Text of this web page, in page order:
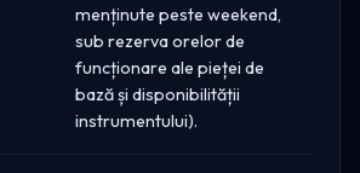
menținute peste weekend,
sub rezerva orelor de
funcționare ale pieței de
bază și disponibilității
instrumentului).